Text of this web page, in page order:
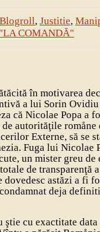
Blogroll, Justitie,
COMANDĂ"
în motivarea
a lui Sorin
că Nicolae Popa a
autorităţile romåne
Externe, să se
Fuga lui Nicolae
un mister greu de
de transparenţă
dovedesc astăzi a fi
deja
ştie cu exactitate data